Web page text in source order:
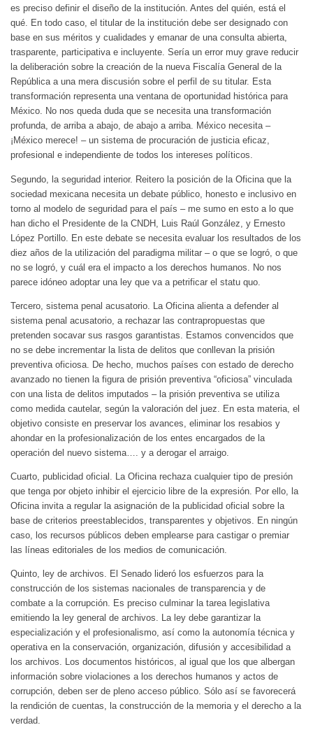
es preciso definir el diseño de la institución. Antes del quién, está el
qué. En todo caso, el titular de la institución debe ser designado con
base en sus méritos y cualidades y emanar de una consulta abierta,
trasparente, participativa e incluyente. Sería un error muy grave reducir
la deliberación sobre la creación de la nueva Fiscalía General de la
República a una mera discusión sobre el perfil de su titular. Esta
transformación representa una ventana de oportunidad histórica para
México. No nos queda duda que se necesita una transformación
profunda, de arriba a abajo, de abajo a arriba. México necesita –
¡México merece! – un sistema de procuración de justicia eficaz,
profesional e independiente de todos los intereses políticos.
Segundo, la seguridad interior. Reitero la posición de la Oficina que la
sociedad mexicana necesita un debate público, honesto e inclusivo en
torno al modelo de seguridad para el país – me sumo en esto a lo que
han dicho el Presidente de la CNDH, Luis Raúl González, y Ernesto
López Portillo. En este debate se necesita evaluar los resultados de los
diez años de la utilización del paradigma militar – o que se logró, o que
no se logró, y cuál era el impacto a los derechos humanos. No nos
parece idóneo adoptar una ley que va a petrificar el statu quo.
Tercero, sistema penal acusatorio. La Oficina alienta a defender al
sistema penal acusatorio, a rechazar las contrapropuestas que
pretenden socavar sus rasgos garantistas. Estamos convencidos que
no se debe incrementar la lista de delitos que conllevan la prisión
preventiva oficiosa. De hecho, muchos países con estado de derecho
avanzado no tienen la figura de prisión preventiva “oficiosa” vinculada
con una lista de delitos imputados – la prisión preventiva se utiliza
como medida cautelar, según la valoración del juez. En esta materia, el
objetivo consiste en preservar los avances, eliminar los resabios y
ahondar en la profesionalización de los entes encargados de la
operación del nuevo sistema…. y a derogar el arraigo.
Cuarto, publicidad oficial. La Oficina rechaza cualquier tipo de presión
que tenga por objeto inhibir el ejercicio libre de la expresión. Por ello, la
Oficina invita a regular la asignación de la publicidad oficial sobre la
base de criterios preestablecidos, transparentes y objetivos. En ningún
caso, los recursos públicos deben emplearse para castigar o premiar
las líneas editoriales de los medios de comunicación.
Quinto, ley de archivos. El Senado lideró los esfuerzos para la
construcción de los sistemas nacionales de transparencia y de
combate a la corrupción. Es preciso culminar la tarea legislativa
emitiendo la ley general de archivos. La ley debe garantizar la
especialización y el profesionalismo, así como la autonomía técnica y
operativa en la conservación, organización, difusión y accesibilidad a
los archivos. Los documentos históricos, al igual que los que albergan
información sobre violaciones a los derechos humanos y actos de
corrupción, deben ser de pleno acceso público. Sólo así se favorecerá
la rendición de cuentas, la construcción de la memoria y el derecho a la
verdad.